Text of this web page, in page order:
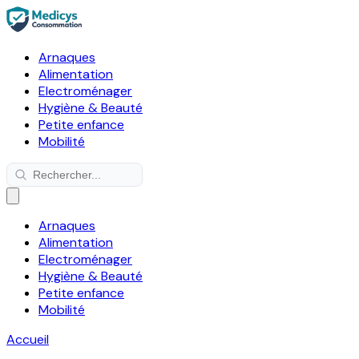
Arnaques
Alimentation
Electroménager
Hygiène & Beauté
Petite enfance
Mobilité
Arnaques
Alimentation
Electroménager
Hygiène & Beauté
Petite enfance
Mobilité
Accueil